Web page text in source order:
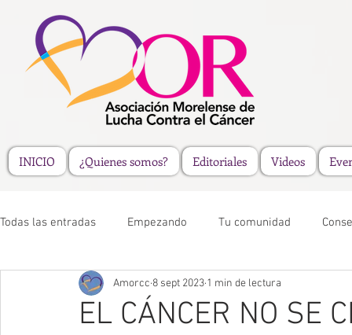
INICIO ¿Quienes somos? Editoriales Videos
Todas las entradas Empezando Tu comunidad
EL CÁNCER NO SE
Amorcc 8 sept 2023 1 min de lectura